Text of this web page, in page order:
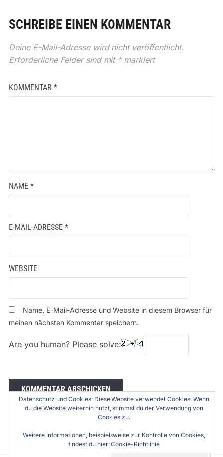
SCHREIBE EINEN KOMMENTAR
Deine E-Mail-Adresse wird nicht veröffentlicht.
Erforderliche Felder sind mit *markiert
KOMMENTAR *
NAME *
E-MAIL-ADRESSE *
WEBSITE
Name, E-Mail-Adresse und Website in diesem Browser für
meinen nächsten Kommentar speichern.
Are you human? Please solve:
Datenschutz und Cookies: Diese Website verwendet Cookies. Wenn
du die Website weiterhin nutzt, stimmst du der Verwendung von
Cookies zu.
Weitere Informationen, beispielsweise zur Kontrolle von Cookies,
findest du hier: Cookie-Richtlinie